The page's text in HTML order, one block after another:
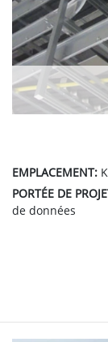
EMPLACEMENT:
PORTÉE DE
de données